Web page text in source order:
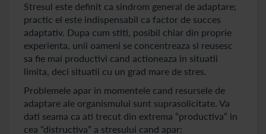
Stresul este definit ca sindrom general de adaptare;
practic el este indispensabil ca factor de succes
adaptativ. Dupa cum stiti, posibil chiar din proprie
experienta, unii oameni se concentreaza si reusesc
sa fie mai productivi cand actioneaza in situatii
limita, deci situatii cu un grad mare de stres.
Problemele apar in momentele cand resursele de
adaptare ale organismului sunt suprasolicitate. Va
dati seama ca ati trecut din extrema “productiva” in
cea “distructiva” a stresului cand apar: